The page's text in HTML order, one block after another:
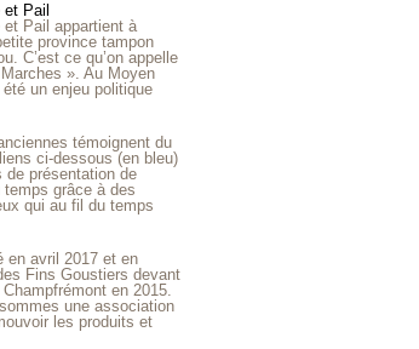
Pail
et Pail appartient à
province tampon
C’est ce qu’on appelle
». Au Moyen
un enjeu politique
témoignent du
ci-dessous (en bleu)
de présentation de
grâce à des
qui au fil du temps
en avril 2017 et en
Fins Goustiers devant
en 2015.
une association
les produits et